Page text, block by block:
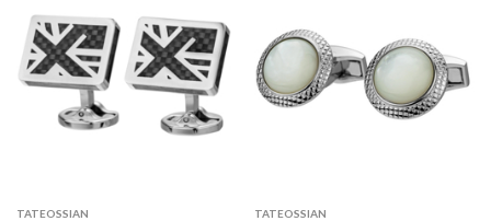
TATEOSSIAN TATEOSSIAN